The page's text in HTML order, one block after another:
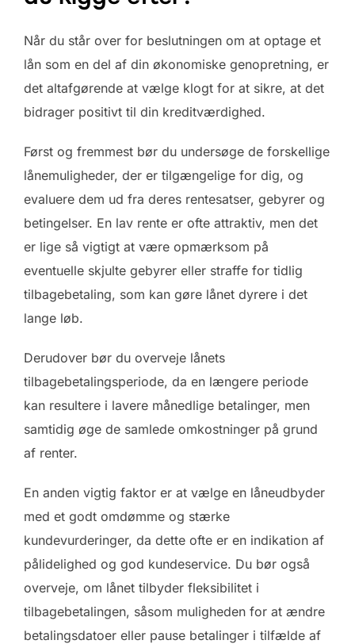
Når du står over for beslutningen om at optage et
lån som en del af din økonomiske genopretning, er
det altafgørende at vælge klogt for at sikre, at det
bidrager positivt til din kreditværdighed.
Først og fremmest bør du undersøge de forskellige
lånemuligheder, der er tilgængelige for dig, og
evaluere dem ud fra deres rentesatser, gebyrer og
betingelser. En lav rente er ofte attraktiv, men det
er lige så vigtigt at være opmærksom på
eventuelle skjulte gebyrer eller straffe for tidlig
tilbagebetaling, som kan gøre lånet dyrere i det
lange løb.
Derudover bør du overveje lånets
tilbagebetalingsperiode, da en længere periode
kan resultere i lavere månedlige betalinger, men
samtidig øge de samlede omkostninger på grund
af renter.
En anden vigtig faktor er at vælge en låneudbyder
med et godt omdømme og stærke
kundevurderinger, da dette ofte er en indikation af
pålidelighed og god kundeservice. Du bør også
overveje, om lånet tilbyder fleksibilitet i
tilbagebetalingen, såsom muligheden for at ændre
betalingsdatoer eller pause betalinger i tilfælde af